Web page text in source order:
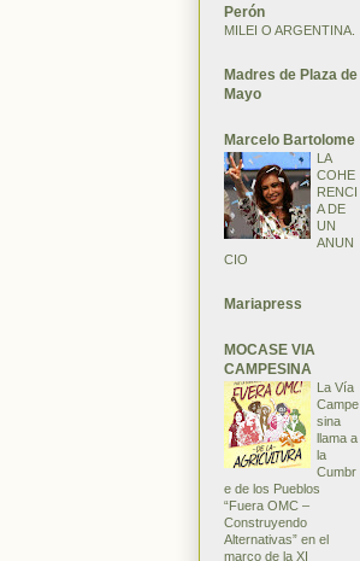
Perón
MILEI O ARGENTINA.
Madres de Plaza de
Mayo
Marcelo Bartolome
LA
COHE
RENCI
A DE
UN
ANUN
CIO
Mariapress
MOCASE VIA
CAMPESINA
La Vía
Campe
sina
llama a
la
Cumbr
e de los Pueblos
“Fuera OMC –
Construyendo
Alternativas” en el
marco de la XI